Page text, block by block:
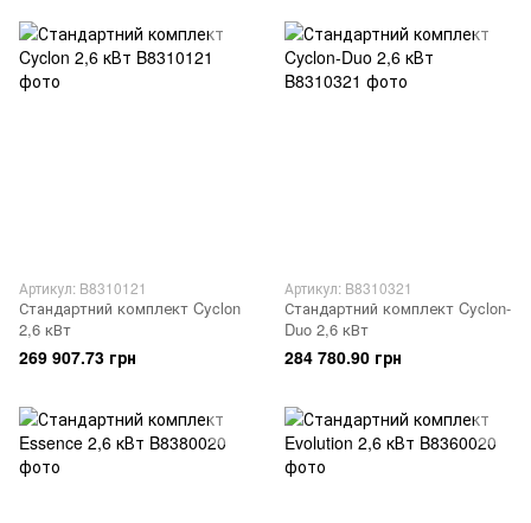
Артикул: B8310121
Стандартний комплект Cyclon
2,6 кВт
269 907.73 грн
Артикул: B8310321
Стандартний комплект Cyclon-
Duo 2,6 кВт
284 780.90 грн